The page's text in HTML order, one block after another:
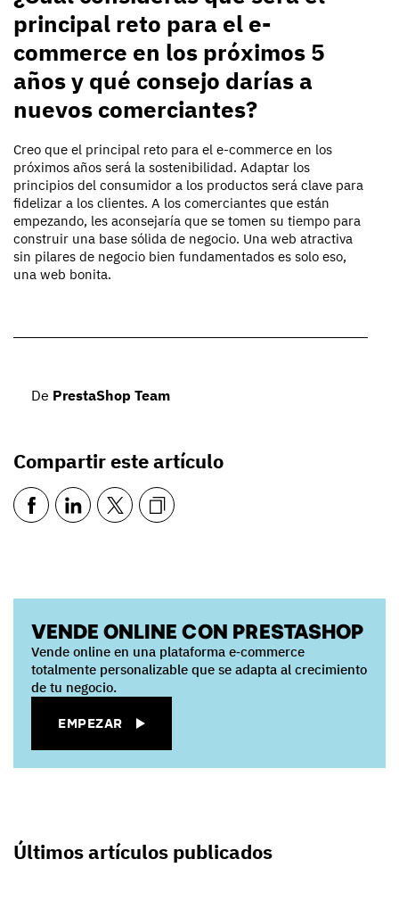
principal reto para el e-
commerce en los próximos 5
años y qué consejo darías a
nuevos comerciantes?
Creo que el principal reto para el e-commerce en los
próximos años será la sostenibilidad. Adaptar los
principios del consumidor a los productos será clave para
fidelizar a los clientes. A los comerciantes que están
empezando, les aconsejaría que se tomen su tiempo para
construir una base sólida de negocio. Una web atractiva
sin pilares de negocio bien fundamentados es solo eso,
una web bonita.
De PrestaShop Team
Compartir este artículo
VENDE ONLINE CON PRESTASHOP
Vende online en una plataforma e‑commerce
totalmente personalizable que se adapta al crecimiento
de tu negocio.
EMPEZAR
Últimos artículos publicados